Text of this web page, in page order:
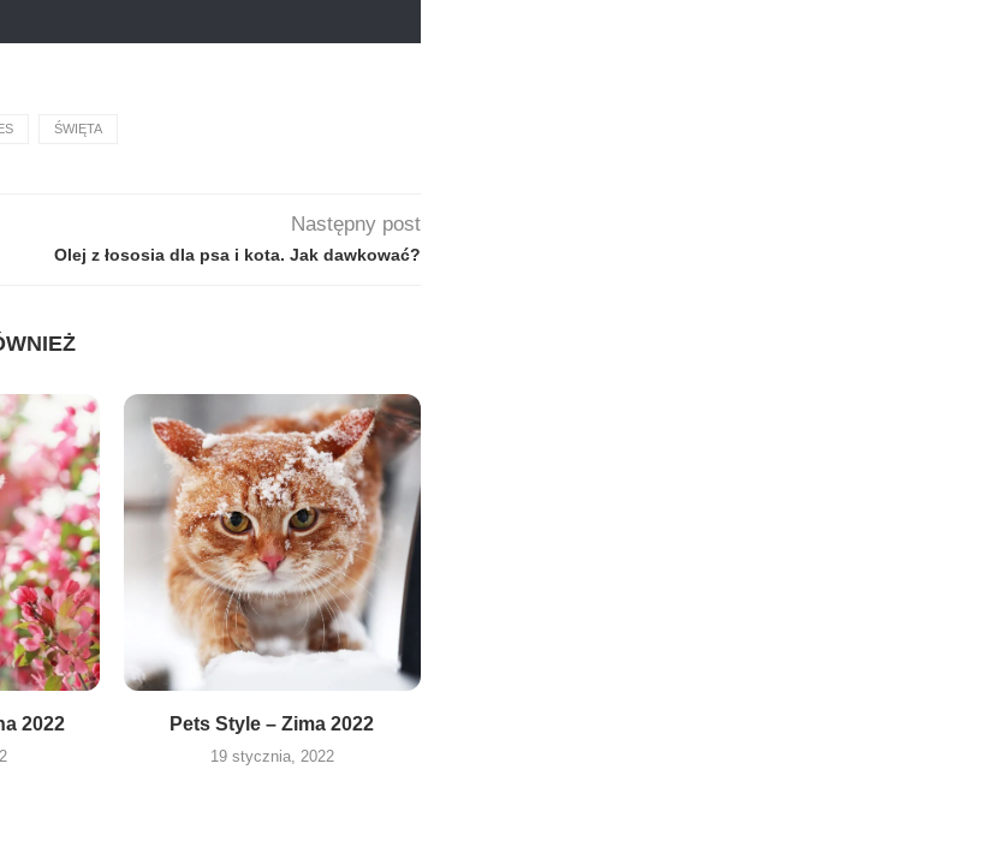
ŚWIĘTA
Następny post
Olej z łososia dla psa i kota. Jak dawkować?
2022 Pets Style – Zima 2022
19 stycznia, 2022